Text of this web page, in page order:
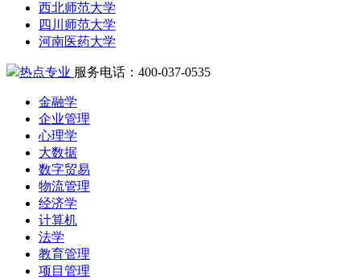
西北师范大学
四川师范大学
河南医药大学
热点专业 服务电话：400-037-0535
金融学
企业管理
心理学
大数据
数字贸易
物流管理
经济学
计算机
法学
教育管理
项目管理